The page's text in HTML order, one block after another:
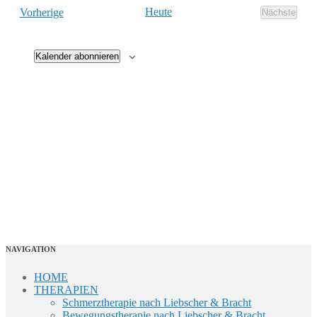
VorherigeVeranstaltungen Heute
Nächste
Kalender abonnieren
NAVIGATION
HOME
THERAPIEN
Schmerztherapie nach Liebscher & Bracht